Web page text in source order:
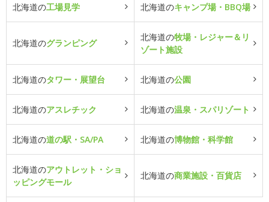
北海道の工場見学 北海道のキャンプ場・BBQ場
北海道のグランピング
北海道の牧場・レジャー＆リ
ゾート施設
北海道のタワー・展望台 北海道の公園
北海道のアスレチック 北海道の温泉・スパリゾート
北海道の道の駅・SA/PA 北海道の博物館・科学館
北海道のアウトレット・ショ
ッピングモール
北海道の商業施設・百貨店